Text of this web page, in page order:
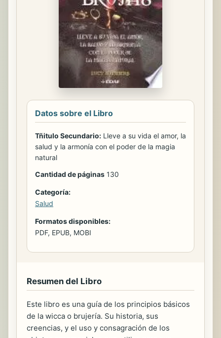
Datos sobre el Libro
Tñitulo Secundario: Lleve a su vida el amor, la
salud y la armonía con el poder de la magia
natural
Cantidad de páginas 130
Categoría:
Salud
Formatos disponibles:
PDF, EPUB, MOBI
Resumen del Libro
Este libro es una guía de los principios básicos
de la wicca o brujería. Su historia, sus
creencias, y el uso y consagración de los